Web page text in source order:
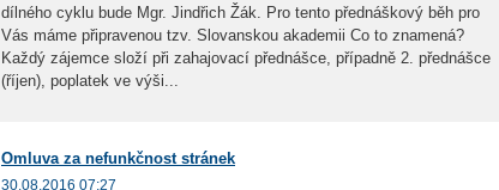
dílného cyklu bude Mgr. Jindřich Žák. Pro tento přednáškový běh pro
Vás máme připravenou tzv. Slovanskou akademii Co to znamená?
Každý zájemce složí při zahajovací přednášce, případně 2. přednášce
(říjen), poplatek ve výši...
Omluva za nefunkčnost stránek
30.08.2016 07:27